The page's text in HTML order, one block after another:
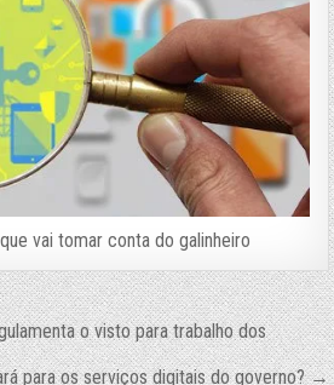
vai tomar conta do galinheiro
o visto para trabalho dos
para os serviços digitais do governo? →